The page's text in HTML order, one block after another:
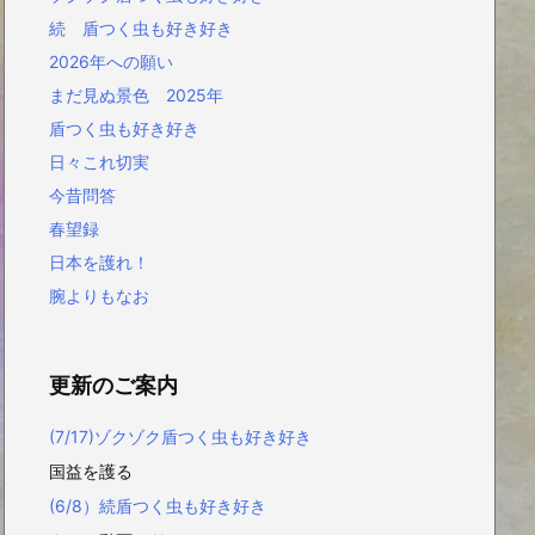
続 盾つく虫も好き好き
2026年への願い
まだ見ぬ景色 2025年
盾つく虫も好き好き
日々これ切実
今昔問答
春望録
日本を護れ！
腕よりもなお
更新のご案内
(7/17)ゾクゾク盾つく虫も好き好き
国益を護る
(6/8）続盾つく虫も好き好き